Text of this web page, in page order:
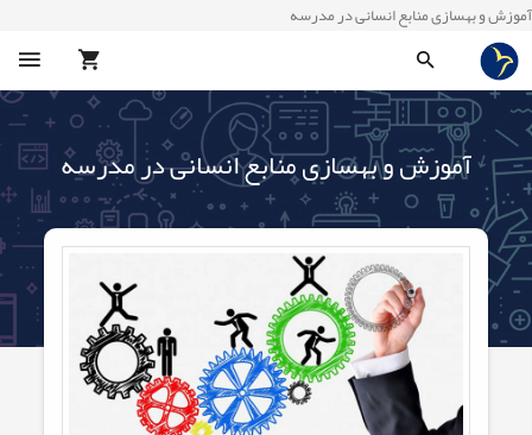
آموزش و بهسازی منابع انسانی در مدرسه
آموزش و بهسازی منابع انسانی در مدرسه